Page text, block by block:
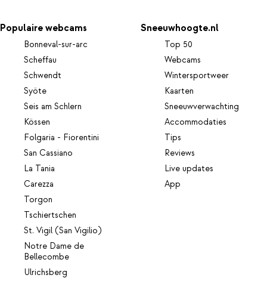
Populaire webcams
Bonneval-sur-arc
Scheffau
Schwendt
Syöte
Seis am Schlern
Kössen
Folgaria - Fiorentini
San Cassiano
La Tania
Carezza
Torgon
Tschiertschen
St. Vigil (San Vigilio)
Notre Dame de
Bellecombe
Ulrichsberg
Sneeuwhoogte.nl
Top 50
Webcams
Wintersportweer
Kaarten
Sneeuwverwachting
Accommodaties
Tips
Reviews
Live updates
App